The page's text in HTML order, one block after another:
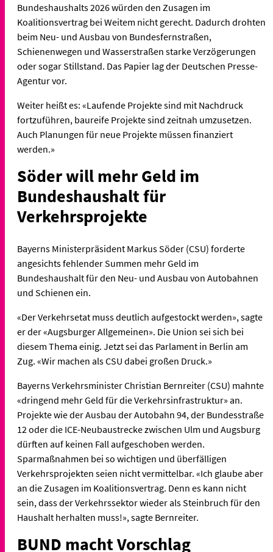
Bundeshaushalts 2026 würden den Zusagen im
Koalitionsvertrag bei Weitem nicht gerecht. Dadurch drohten
beim Neu- und Ausbau von Bundesfernstraßen,
Schienenwegen und Wasserstraßen starke Verzögerungen
oder sogar Stillstand. Das Papier lag der Deutschen Presse-
Agentur vor.
Weiter heißt es: «Laufende Projekte sind mit Nachdruck
fortzuführen, baureife Projekte sind zeitnah umzusetzen.
Auch Planungen für neue Projekte müssen finanziert
werden.»
Söder will mehr Geld im
Bundeshaushalt für
Verkehrsprojekte
Bayerns Ministerpräsident Markus Söder (CSU) forderte
angesichts fehlender Summen mehr Geld im
Bundeshaushalt für den Neu- und Ausbau von Autobahnen
und Schienen ein.
«Der Verkehrsetat muss deutlich aufgestockt werden», sagte
er der «Augsburger Allgemeinen». Die Union sei sich bei
diesem Thema einig. Jetzt sei das Parlament in Berlin am
Zug. «Wir machen als CSU dabei großen Druck.»
Bayerns Verkehrsminister Christian Bernreiter (CSU) mahnte
«dringend mehr Geld für die Verkehrsinfrastruktur» an.
Projekte wie der Ausbau der Autobahn 94, der Bundesstraße
12 oder die ICE-Neubaustrecke zwischen Ulm und Augsburg
dürften auf keinen Fall aufgeschoben werden.
Sparmaßnahmen bei so wichtigen und überfälligen
Verkehrsprojekten seien nicht vermittelbar. «Ich glaube aber
an die Zusagen im Koalitionsvertrag. Denn es kann nicht
sein, dass der Verkehrssektor wieder als Steinbruch für den
Haushalt herhalten muss!», sagte Bernreiter.
BUND macht Vorschlag